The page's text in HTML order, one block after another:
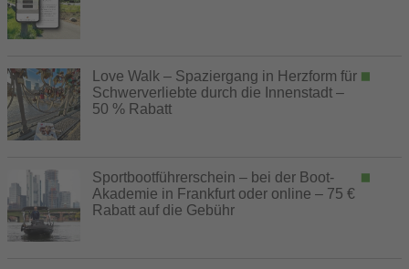
Love Walk – Spaziergang in Herzform für
Schwerverliebte durch die Innenstadt –
50 % Rabatt
Sportbootführerschein – bei der Boot-
Akademie in Frankfurt oder online – 75 €
Rabatt auf die Gebühr